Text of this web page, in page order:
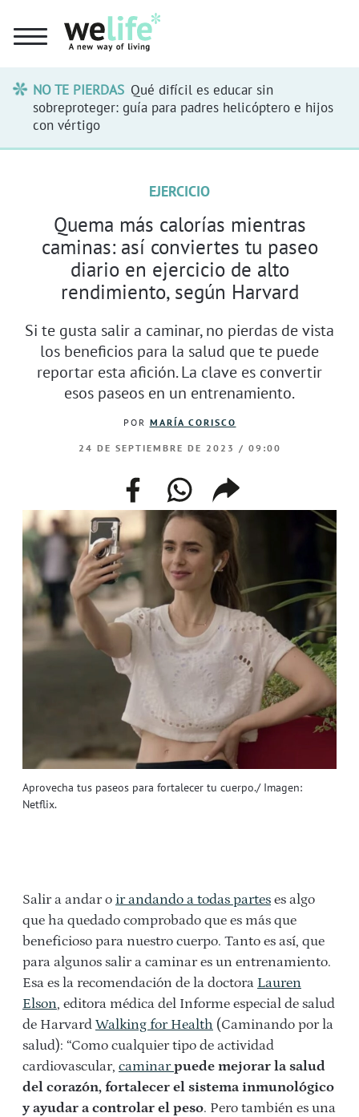
NO TE PIERDAS Qué difícil es educar sin
sobreproteger: guía para padres helicóptero e hijos
con vértigo
Aprovecha tus paseos para fortalecer tu cuerpo./ Imagen:
Netflix.
EJERCICIO
Quema más calorías mientras
caminas: así conviertes tu paseo
diario en ejercicio de alto
rendimiento, según Harvard
Si te gusta salir a caminar, no pierdas de vista
los beneficios para la salud que te puede
reportar esta afición. La clave es convertir
esos paseos en un entrenamiento.
POR MARÍA CORISCO
24 DE SEPTIEMBRE DE 2023 / 09:00
facebookwhatsappcompartir
enlace
Salir a andar o ir andando a todas partes es algo
que ha quedado comprobado que es más que
beneficioso para nuestro cuerpo. Tanto es así, que
para algunos salir a caminar es un entrenamiento.
Esa es la recomendación de la doctora Lauren
Elson, editora médica del Informe especial de salud
de Harvard Walking for Health (Caminando por la
salud): “Como cualquier tipo de actividad
cardiovascular, caminarpuede mejorar la salud
del corazón, fortalecer el sistema inmunológico
y ayudar a controlar el peso. Pero también es una